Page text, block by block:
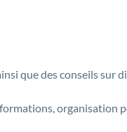
que des conseils sur
organisation